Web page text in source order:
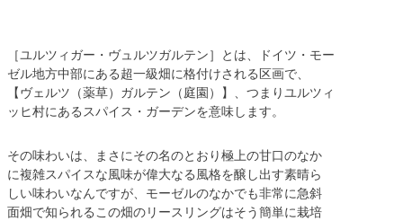
［ユルツィガー・ヴュルツガルテン］とは、ドイツ・モー
ゼル地方中部にある超一級畑に格付けされる区画で、
【ヴェルツ（薬草）ガルテン（庭園）】、つまりユルツィ
ッヒ村にあるスパイス・ガーデンを意味します。
その味わいは、まさにその名のとおり極上の甘口のなか
に複雑スパイスな風味が偉大なる風格を醸し出す素晴ら
しい味わいなんですが、モーゼルのなかでも非常に急斜
面畑で知られるこの畑のリースリングはそう簡単に栽培